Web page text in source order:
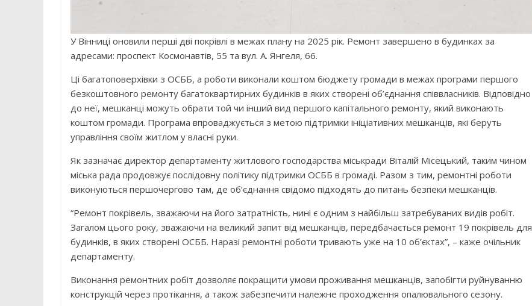
У Вінниці оновили перші дві покрівлі в межах плану на 2025 рік. Ремонт завершено в будинках за
адресами: проспект Космонавтів, 55 та вул. А. Янгеля, 66.
Ці багатоповерхівки з ОСББ, а роботи виконали коштом бюджету громади в межах програми першого
безкоштовного ремонту багатоквартирних будинків в яких створені об’єднання співвласників. Відповідно
до неї, мешканці можуть обрати той чи інший вид першого капітального ремонту, який виконають
коштом громади. Програма впроваджується з метою підтримки ініціативних мешканців, які беруть
управління своїм житлом у власні руки.
Як зазначає директор департаменту житлового господарства міськради Віталій Місецький, таким чином
міська рада продовжує послідовну політику підтримки ОСББ в громаді. Разом з тим, ремонтні роботи
виконуються першочергово там, де об’єднання свідомо підходять до питань безпеки мешканців.
“Ремонт покрівель, зважаючи на його затратність, нині є одним з найбільш затребуваних видів робіт.
Загалом цього року, зважаючи на великий запит від мешканців, передбачається ремонт 19 покрівель для
будинків, в яких створені ОСББ. Наразі ремонтні роботи тривають уже на 10 об’єктах”, – каже очільник
департаменту.
Виконання ремонтних робіт дозволяє покращити умови проживання мешканців, запобігти руйнуванню
конструкцій через протікання, а також забезпечити належне проходження опалювального сезону.